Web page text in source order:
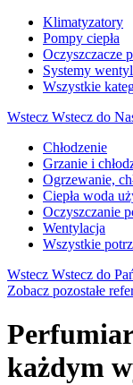
Klimatyzatory
Pompy ciepła
Oczyszczacze
Systemy
Wszystkie
Wstecz Wstecz do
Chłodzenie
Grzanie i
Ogrzewanie,
Ciepła woda
Oczyszczanie
Wentylacja
Wszystkie
Wstecz Wstecz do
Zobacz pozostałe
każdym